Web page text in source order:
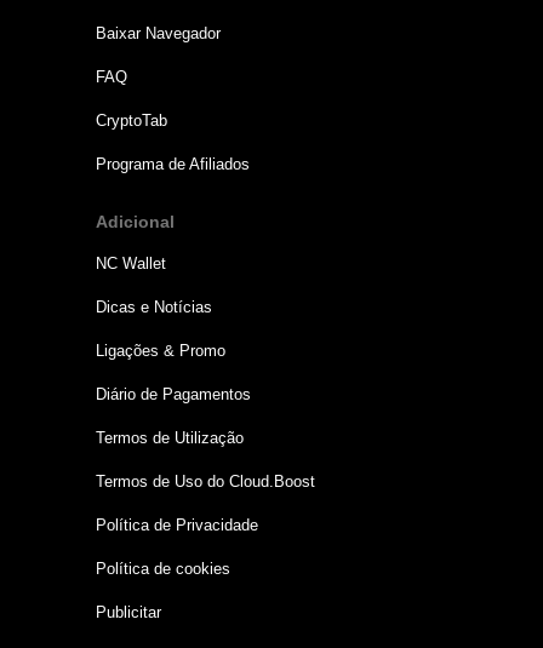
Baixar Navegador
FAQ
CryptoTab
Programa de Afiliados
Adicional
NC Wallet
Dicas e Notícias
Ligações & Promo
Diário de Pagamentos
Termos de Utilização
Termos de Uso do Cloud.Boost
Política de Privacidade
Política de cookies
Publicitar